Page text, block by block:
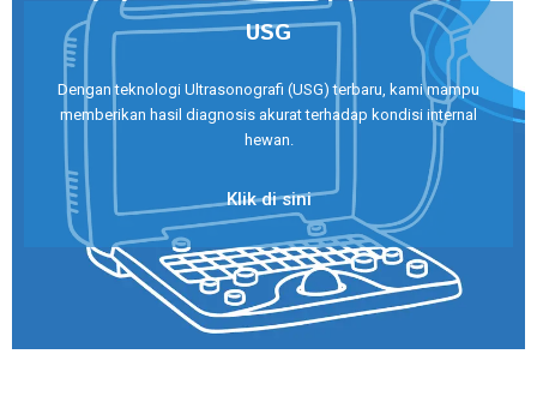
USG
Dengan teknologi Ultrasonografi (USG) terbaru, kami mampu
memberikan hasil diagnosis akurat terhadap kondisi internal
hewan.
Klik di sini